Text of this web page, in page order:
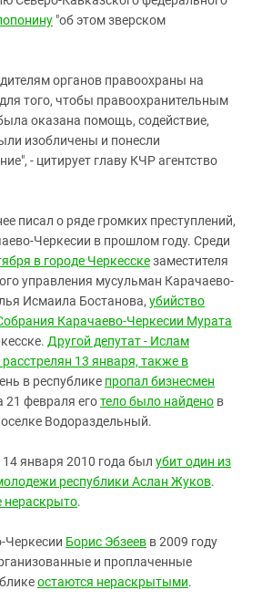
"об этом зверском
органов правоохраны на
того, чтобы правоохранительным
оказана помощь, содействие,
изобличены и понесли
- цитирует главу КЧР агентство
писал о ряде громких преступлений,
Черкесии в прошлом году. Среди
в городе Черкесскезаместителя
управления мусульман Карачаево-
Исмаила Бостанова, убийство
Карачаево-Черкесии Мурата
Другой депутат - Ислам
13 января, также в
в республике пропал бизнесмен
21 февраля еготело было найдено в
Водораздельный.
января 2010 года был убит один из
республики Аслан Жуков.
нераскрыто.
Черкесии Борис Эбзеев в 2009 году
и проплаченные
остаются нераскрытыми.